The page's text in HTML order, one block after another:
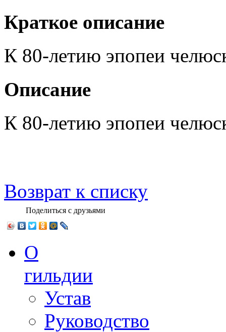
Краткое описание
К 80-летию эпопеи
Описание
К 80-летию эпопеи
Возврат к списку
Поделиться с друзьями
О
гильдии
Устав
Руководство